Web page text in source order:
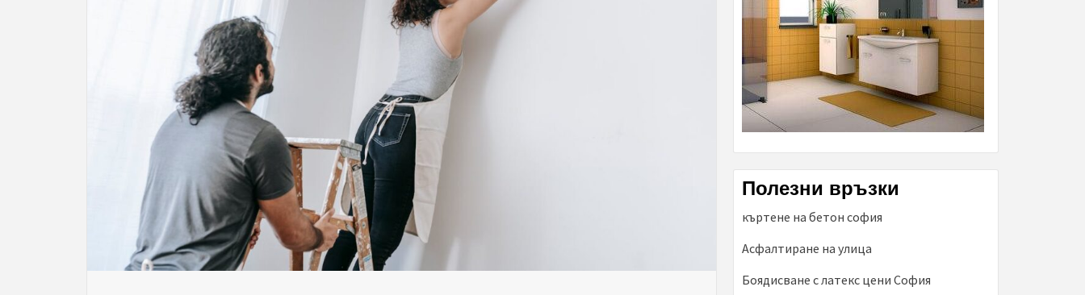
Полезни връзки
къртене на бетон софия
Асфалтиране на улица
Боядисване с латекс цени София